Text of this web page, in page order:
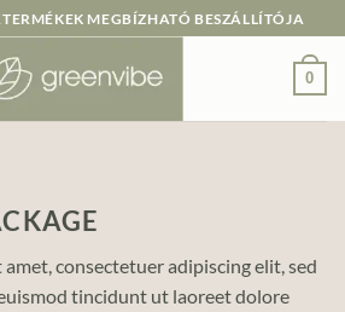
MEGBÍZHATÓ BESZÁLLÍTÓJA
0
consectetuer adipiscing elit, sed
tincidunt ut laoreet dolore